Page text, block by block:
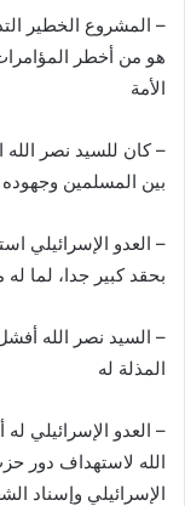
– المشروع الخطير
هو من أخطر المؤامرات
الأمة
– كان للسيد نصر الله
بين المسلمين
– العدو الإسرائيلي
بحقد كبير جدا، لما
– السيد نصر الله
المذلة له
– العدو الإسرائيلي
الله لاستهداف دور
الإسرائيلي وإسناد